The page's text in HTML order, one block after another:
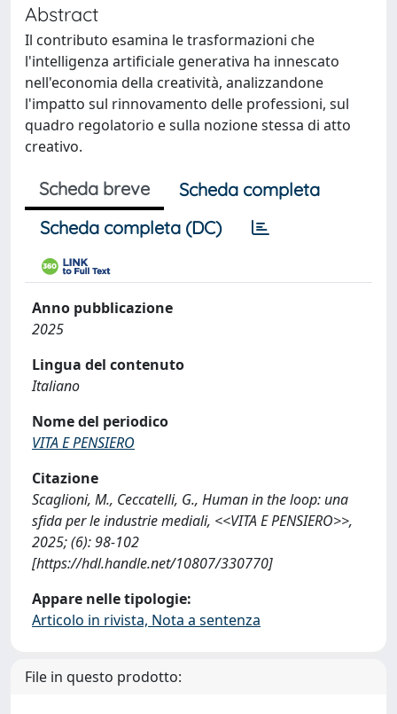
Abstract
Il contributo esamina le trasformazioni che
l'intelligenza artificiale generativa ha innescato
nell'economia della creatività, analizzandone
l'impatto sul rinnovamento delle professioni, sul
quadro regolatorio e sulla nozione stessa di atto
creativo.
Scheda breve
Scheda completa
Scheda completa (DC)
Anno pubblicazione
2025
Lingua del contenuto
Italiano
Nome del periodico
VITA E PENSIERO
Citazione
Scaglioni, M., Ceccatelli, G., Human in the loop: una
sfida per le industrie mediali, <<VITA E PENSIERO>>,
2025; (6): 98-102
[https://hdl.handle.net/10807/330770]
Appare nelle tipologie:
Articolo in rivista, Nota a sentenza
File in questo prodotto: